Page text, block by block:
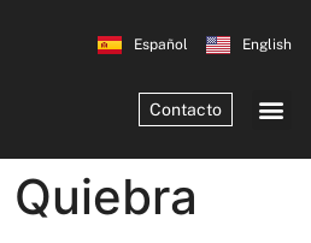
Español English
Contacto
Quiebra